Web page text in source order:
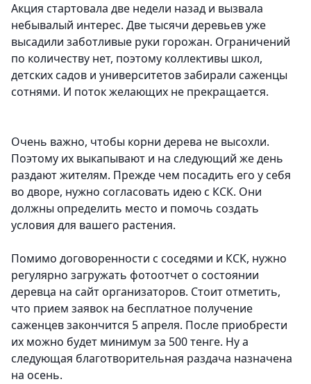
Акция стартовала две недели назад и вызвала
небывалый интерес. Две тысячи деревьев уже
высадили заботливые руки горожан. Ограничений
по количеству нет, поэтому коллективы школ,
детских садов и университетов забирали саженцы
сотнями. И поток желающих не прекращается.
Очень важно, чтобы корни дерева не высохли.
Поэтому их выкапывают и на следующий же день
раздают жителям. Прежде чем посадить его у себя
во дворе, нужно согласовать идею с КСК. Они
должны определить место и помочь создать
условия для вашего растения.
Помимо договоренности с соседями и КСК, нужно
регулярно загружать фотоотчет о состоянии
деревца на сайт организаторов. Стоит отметить,
что прием заявок на бесплатное получение
саженцев закончится 5 апреля. После приобрести
их можно будет минимум за 500 тенге. Ну а
следующая благотворительная раздача назначена
на осень.